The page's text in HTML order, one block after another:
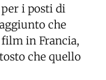
per i posti di
che
in Francia,
che quello